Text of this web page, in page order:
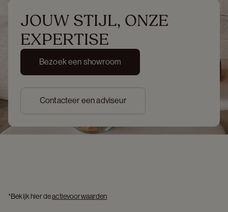
JOUW STIJL, ONZE
EXPERTISE
Bezoek een showroom
Contacteer een adviseur
*Bekijk hier de actievoorwaarden